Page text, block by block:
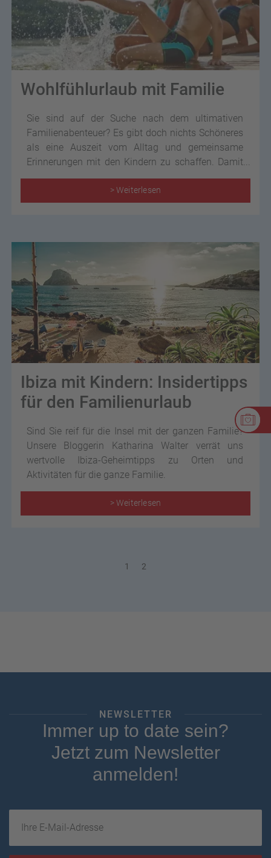
Wohlfühlurlaub mit Familie
Sie sind auf der Suche nach dem ultimativen
Familienabenteuer? Es gibt doch nichts Schöneres
als eine Auszeit vom Alltag und gemeinsame
Erinnerungen mit den Kindern zu schaffen. Damit
im wohlverdienten Urlaub jeder auf seine Kosten
kommt – sowohl die Schützlinge als auch die
Eltern, haben wir hier einige spannende Tipps und
> Weiterlesen
Ibiza mit Kindern: Insidertipps
für den Familienurlaub
Sind Sie reif für die Insel mit der ganzen Familie?
Unsere Bloggerin Katharina Walter verrät uns
wertvolle Ibiza-Geheimtipps zu Orten und
Aktivitäten für die ganze Familie.
> Weiterlesen
1 2
NEWSLETTER
Immer up to date sein?
Jetzt zum Newsletter
anmelden!